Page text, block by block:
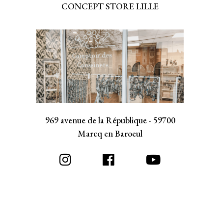
CONCEPT STORE LILLE
969 avenue de la République - 59700
Marcq en Baroeul